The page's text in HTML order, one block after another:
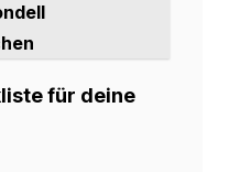
für deine